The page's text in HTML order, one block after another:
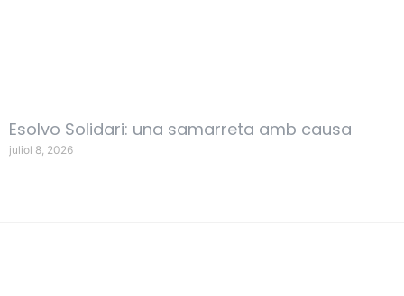
Esolvo Solidari: una samarreta amb causa
juliol 8, 2026